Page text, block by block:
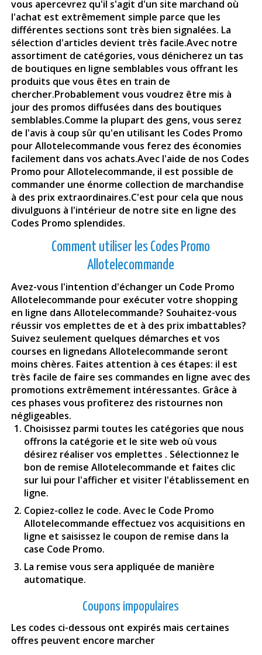
vous apercevrez qu'il s'agit d'un site marchand où
l'achat est extrêmement simple parce que les
différentes sections sont très bien signalées. La
sélection d'articles devient très facile.Avec notre
assortiment de catégories, vous dénicherez un tas
de boutiques en ligne semblables vous offrant les
produits que vous êtes en train de
chercher.Probablement vous voudrez être mis à
jour des promos diffusées dans des boutiques
semblables.Comme la plupart des gens, vous serez
de l'avis à coup sûr qu'en utilisant les Codes Promo
pour Allotelecommande vous ferez des économies
facilement dans vos achats.Avec l'aide de nos Codes
Promo pourAllotelecommande, il est possible de
commander une énorme collection de marchandise
à des prix extraordinaires.C'est pour cela que nous
divulguons à l'intérieur de notre site en ligne des
Codes Promo splendides.
Comment utiliser les Codes Promo
Allotelecommande
Avez-vous l'intention d'échanger un Code Promo
Allotelecommande pour exécuter votre shopping
en ligne dans Allotelecommande? Souhaitez-vous
réussir vos emplettes de et à des prix imbattables?
Suivez seulement quelques démarches et vos
courses en lignedans Allotelecommande seront
moins chères. Faites attention à ces étapes: il est
très facile de faire ses commandes en ligne avec des
promotions extrêmement intéressantes. Grâce à
ces phases vous profiterez des ristournes non
négligeables.
Choisissez parmi toutes les catégories que nous
offrons la catégorie et le site web où vous
désirez réaliser vos emplettes . Sélectionnez le
bon de remise Allotelecommande et faites clic
sur lui pour l'afficher et visiter l'établissement en
ligne.
Copiez-collez le code. Avec le Code Promo
Allotelecommande effectuez vos acquisitions en
ligne et saisissez le coupon de remise dans la
case Code Promo.
La remise vous sera appliquée de manière
automatique.
Coupons impopulaires
Les codes ci-dessous ont expirés mais certaines
offres peuvent encore marcher